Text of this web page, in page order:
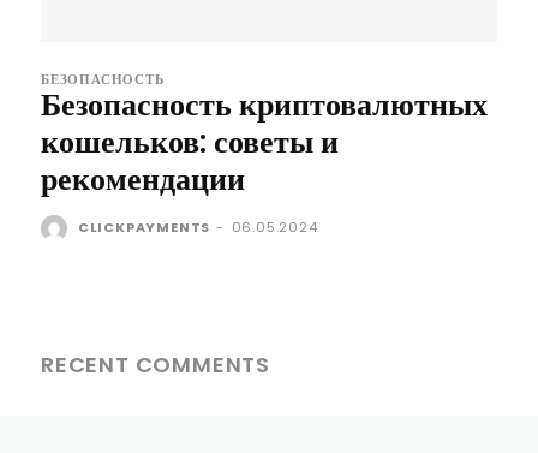
БЕЗОПАСНОСТЬ
Безопасность криптовалютных
кошельков: советы и
рекомендации
CLICKPAYMENTS - 06.05.2024
RECENT COMMENTS